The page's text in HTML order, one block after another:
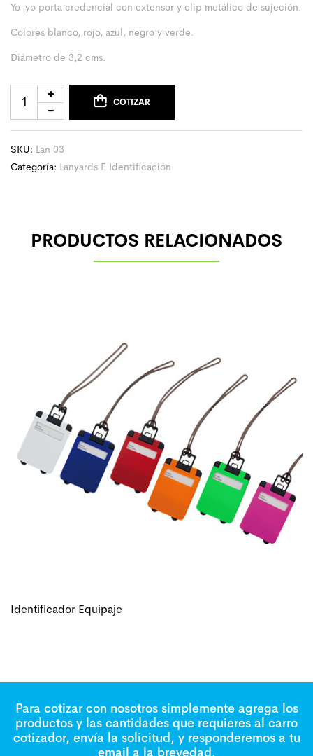
Yo-yo porta credencial con extensor y clip metálico de sujeción.
Colores blanco, rojo, azul, negro y verde.
Diámetro de 3,2 cms.
COTIZAR
SKU: Lan 03
Categoría: Lanyards E Identificación
PRODUCTOS RELACIONADOS
Identificador Equipaje
Para cotizar con nosotros simplemente agrega los
productos y las cantidades que requieres al carro
cotizador, envía la solicitud, y responderemos a tu
email a la brevedad.